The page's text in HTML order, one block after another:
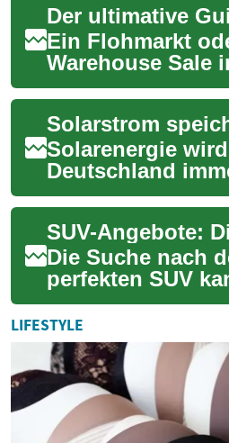
Fahrzeuge.
Ein Flohmarkt
Warehouse Sale
mehr als nur ein
gewöhnliches
Einkaufserlebnis
aufregen...
Solarenergie
Deutschland
relevanter:
setzen
ohne S...
Die Suche nach
perfekten SUV
Herausforderung
besonders wenn
gutes Angebot
möchte. ...
LIFESTYLE